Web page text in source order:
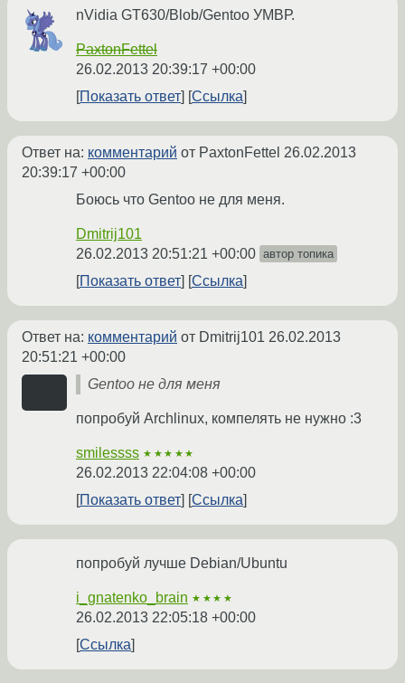
nVidia GT630/Blob/Gentoo УМВР.
PaxtonFettel
26.02.2013 20:39:17 +00:00
Показать ответ
Ссылка
Ответ на: комментарий от PaxtonFettel 26.02.2013
20:39:17 +00:00
Боюсь что Gentoo не для меня.
Dmitrij101
26.02.2013 20:51:21 +00:00 автор топика
Показать ответ Ссылка
Ответ на: комментарий от Dmitrij101 26.02.2013
20:51:21 +00:00
Gentoo не для меня
попробуй Archlinux, компелять не нужно :3
smilessss ★★★★★
26.02.2013 22:04:08 +00:00
Показать ответ
Ссылка
попробуй лучше Debian/Ubuntu
i_gnatenko_brain ★★★★
26.02.2013 22:05:18 +00:00
Ссылка